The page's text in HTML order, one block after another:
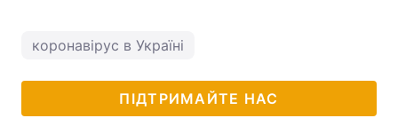
коронавірус в Україні
ПІДТРИМАЙТЕ НАС